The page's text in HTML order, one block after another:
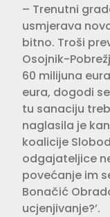
– Trenutni
usmjerava
bitno. Troši
Osojnik-
60 milijuna
eura, dogodi
tu sanaciju
naglasila je
koalicije
odgajateljice
povećanje im
Bonačić
ucjenjivanje?’.